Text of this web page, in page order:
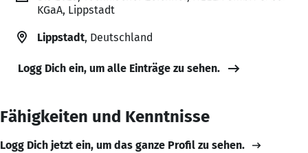
KGaA, Lippstadt
Lippstadt, Deutschland
Logg Dich ein, um alle Einträge zu sehen.
Fähigkeiten und Kenntnisse
Logg Dich jetzt ein, um das ganze Profil zu sehen.